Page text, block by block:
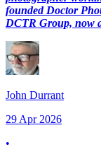
founded Doctor
DCTR Group, now a leading property marketing studio.​​​​‌
John Durrant​​​​‌ ‍ ​‍​‍‌‍ ‌ ​‍‌‍‍‌‌‍‌ ‌‍‍‌‌‍ ‍​‍​‍​ ‍‍​‍​‍‌ ​ ‌‍​‌‌‍ ‍‌‍‍‌‌ ‌​‌ ‍‌​‍ ‍‌‍‍‌‌‍ ​‍​‍​‍ ​​‍​‍‌‍‍​‌ ​‍‌‍‌‌‌‍‌‍​‍​‍​ ‍‍​‍​‍​‍ ‌‍​‌‌‍‌​‌‍ ‌‌‍‍‌‌‍ ‍​‍ ‌‍‍‌‌‍ ‍‌ ‌​‌‍‌‌‌‍ ‍‌ ‌​​‍ ‌‍‌‌‌‍‌​‌‍‍‌‌ ‌​​‍ ‌‍ ‌‌‍ ‌‍‌​‌‍‌‌​ ‌‌ ​​‌ ​‍‌‍‌‌‌ ​ ‌‍‌‌‌‍ ‍‌ ‌​‌‍​‌‌ ‌​‌‍‍‌‌‍ ‌‍ ‍​ ‍ ‌‍‍‌‌‍‌​​ ‌‌‍​‌​ ​ ​ ‌​‌‍​‍​ ‌ ‌‍‌​​ ‍​​ ‌‌​‍ ‌​ ‌ ‌‍‌‌‌‍​‌​ ‌​​‍ ‌​ ‌​‌‍​‍​ ​‌‌‍‌‌​‍ ‌​ ‍​‌‍​‍​ ​​‌‍​‍​‍ ‌​ ‍‌​ ​‍‌‍​‍‌‍‌‌‌‍‌​‌‍‌​​ ‌‍‌‍​‍‌‍‌​‌‍‌​‌‍​‌‌‍‌‍​ ‍ ‌ ‌​‌ ‍‌‌ ​​‌‍‌‌​ ‌‌‍​‌‌ ‌‌‌ ‌​‌‍‍​‌‍ ‌ ​‍​ ‍ ‌ ​​‌‍​‌‌ ‌​‌‍‍​​ ‌‌‍ ‍‌‍​‌‌‍ ‌‌‍‌‌​ ‌‍​‍‌‍​‌‌ ​ ‌‍‌‌‌‌‌‌‌ ​‍‌‍ ​​ ‌​‍‌‌​ ​‍‌​‌‍‌‍​‌‌‍‌​‌‍ ‌‌‍‍‌‌‍ ‍​‍‌‍‌‍‍‌‌‍‌​​ ‌‌‍​‌​ ​ ​ ‌​‌‍​‍​ ‌ ‌‍‌​​ ‍​​ ‌‌​‍ ‌​ ‌ ‌‍‌‌‌‍​‌​ ‌​​‍ ‌​ ‌​‌‍​‍​ ​‌‌‍‌‌​‍ ‌​ ‍​‌‍​‍​ ​​‌‍​‍​‍ ‌​ ‍‌​ ​‍‌‍​‍‌‍‌‌‌‍‌​‌‍‌​​ ‌‍‌‍​‍‌‍‌​‌‍‌​‌‍​‌‌‍‌‍​‍‌‍‌ ‌​‌ ‍‌‌ ​​‌‍‌‌​ ‌‌‍​‌‌ ‌‌‌ ‌​‌‍‍​‌‍ ‌ ​‍​‍‌‍‌ ​​‌‍​‌‌ ‌​‌‍‍​​ ‌‌‍ ‍‌‍​‌‌‍ ‌‌‍‌‌​‍‌‍‌ ​​‌‍‌‌‌ ​‍‌ ​ ‌ ​​‌‍‌‌‌‍​ ‌ ‌​‌‍‍‌‌ ‌‍‌‍‌‌​ ‌‌ ​​‌ ‌‌‌‍​‍‌‍ ​‌‍‍‌‌ ​ ‌‍‍​‌‍‌‌‌‍‌​​‍​‍‌ ‌
29 Apr 2026
•